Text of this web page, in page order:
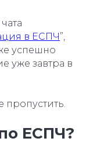
в ЕСПЧ”,
успешно
уже завтра в
пропустить.
ЕСПЧ?